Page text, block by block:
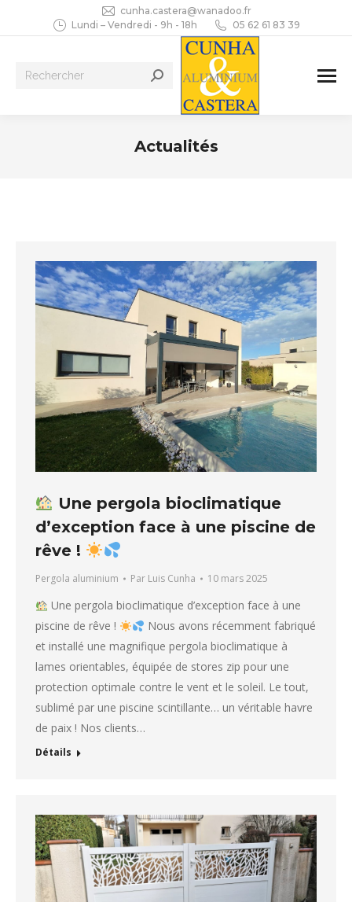
cunha.castera@wanadoo.fr
Lundi – Vendredi - 9h - 18h
05 62 61 83 39
Recherche
Actualités
Une pergola bioclimatique
d’exception face à une piscine de
rêve !
Pergola aluminium Par Luis Cunha 10 mars 2025
Une pergola bioclimatique d’exception face à une
piscine de rêve !
Nous avons récemment fabriqué
et installé une magnifique pergola bioclimatique à
lames orientables, équipée de stores zip pour une
protection optimale contre le vent et le soleil. Le tout,
sublimé par une piscine scintillante… un véritable havre
de paix ! Nos clients…
Détails